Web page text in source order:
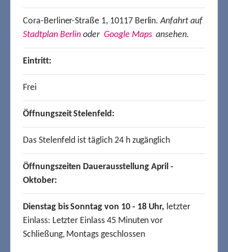
Cora-Berliner-Straße 1, 10117 Berlin.Anfahrt auf
Stadtplan Berlin oder Google Mapsansehen.
Eintritt:
Frei
Öffnungszeit Stelenfeld:
Das Stelenfeld ist täglich 24 h zugänglich
Öffnungszeiten Dauerausstellung April -
Oktober:
Dienstag bis Sonntag von 10 - 18 Uhr, letzter
Einlass: Letzter Einlass 45 Minuten vor
Schließung, Montags geschlossen